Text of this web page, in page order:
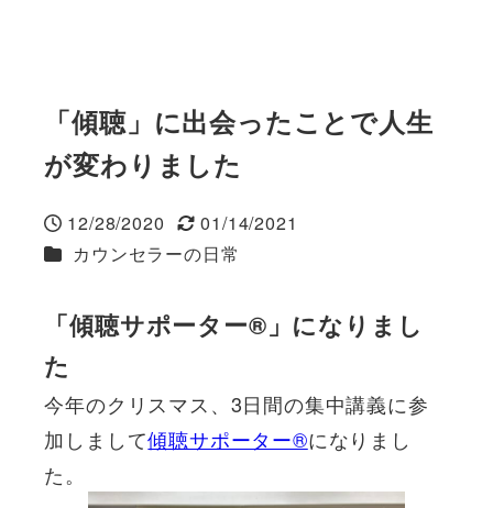
「傾聴」に出会ったことで人生
が変わりました
投稿日
12/28/2020
更新日
01/14/2021
カテゴリー
カウンセラーの日常
「傾聴サポーター®」になりまし
た
今年のクリスマス、3日間の集中講義に参
加しまして傾聴サポーター®になりまし
た。